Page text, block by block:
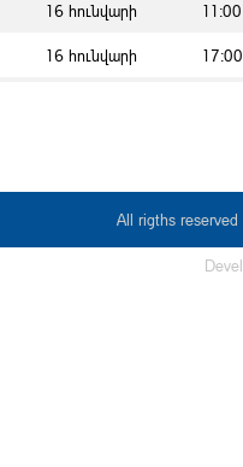
16 հունվարի 11:00
16 հունվարի 17:00
All rigths